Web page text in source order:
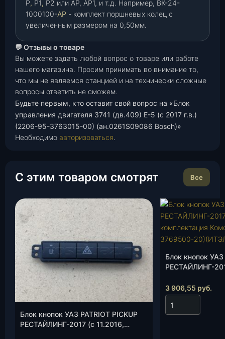
Р, Р1, Р2 или АР, АР1, и т.д. Например, ВК-24-
1000100-АР - комплект поршневых колец с
увеличенным размером на 0,50мм.
💬 Отзывы о товаре
Вы можете задать любой вопрос о товаре или работе
нашего магазина. Просим принимать во внимание то,
что мы не являемся станцией и на технически сложные
вопросы ответить не сможем.
Будьте первым, кто оставит свой вопрос на «Блок
управления двигателя 3741 (дв.409) Е-5 (с 2017 г.в.)
(2206-95-3763015-00) (ан.0261S09086 Bosch)»
Необходимо авторизоваться.
С этим товаром смотрят Все
Блок кнопок УАЗ PATRIOT PICKUP
РЕСТАЙЛИНГ-2017 (с 11.2016,
Блок кнопок УАЗ
РЕСТАЙЛИНГ-
Комфорт)(3163-
(ИТЭЛМА), шт.
3 906,55 руб.